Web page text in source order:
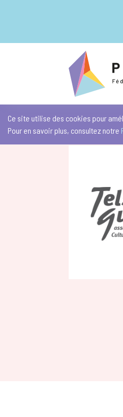
Ce site utilise des cookies pour
Pour en savoir plus, consultez notre